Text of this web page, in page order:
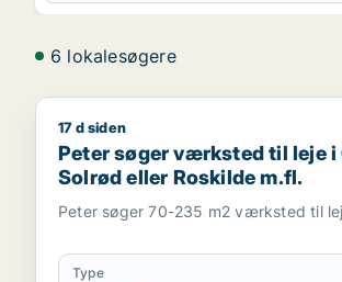
6 lokalesøgere
Peter søger værksted til leje i
17 d siden
Peter søger værksted til leje i
Solrød eller Roskilde m.fl.
Peter søger 70-235 m2 værksted til
Type